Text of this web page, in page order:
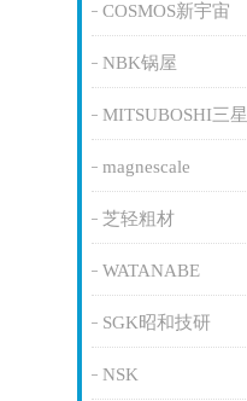
COSMOS新宇宙
NBK锅屋
MITSUBOSHI三星
magnescale
芝轻粗材
WATANABE
SGK昭和技研
NSK